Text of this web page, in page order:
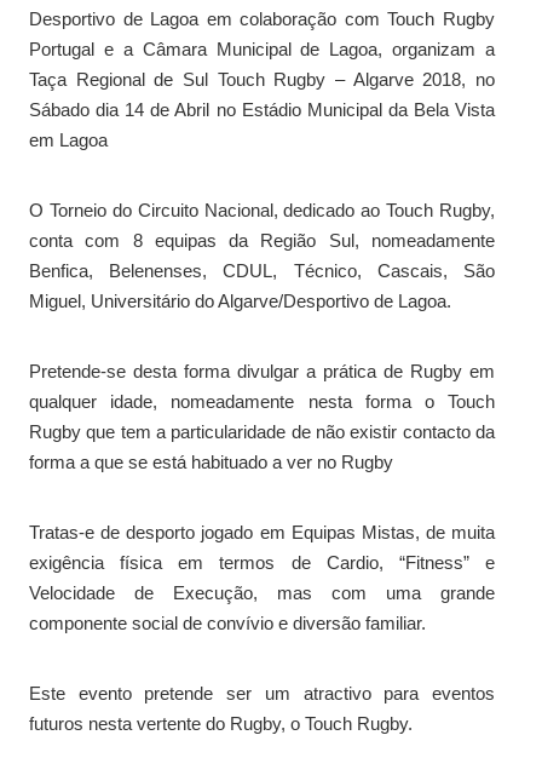
Desportivo de Lagoa em colaboração com Touch Rugby
Portugal e a Câmara Municipal de Lagoa, organizam a
Taça Regional de Sul Touch Rugby – Algarve 2018, no
Sábado dia 14 de Abril no Estádio Municipal da Bela Vista
em Lagoa
O Torneio do Circuito Nacional, dedicado ao Touch Rugby,
conta com 8 equipas da Região Sul, nomeadamente
Benfica, Belenenses, CDUL, Técnico, Cascais, São
Miguel, Universitário do Algarve/Desportivo de Lagoa.
Pretende-se desta forma divulgar a prática de Rugby em
qualquer idade, nomeadamente nesta forma o Touch
Rugby que tem a particularidade de não existir contacto da
forma a que se está habituado a ver no Rugby
Tratas-e de desporto jogado em Equipas Mistas, de muita
exigência física em termos de Cardio, “Fitness” e
Velocidade de Execução, mas com uma grande
componente social de convívio e diversão familiar.
Este evento pretende ser um atractivo para eventos
futuros nesta vertente do Rugby, o Touch Rugby.